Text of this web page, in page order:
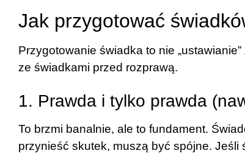
Jak przygotować
Przygotowanie świadka to nie
ze świadkami przed rozprawą.
1. Prawda i tylko prawda
To brzmi banalnie, ale to fundament.
przynieść skutek, muszą być spójne. Jeśli